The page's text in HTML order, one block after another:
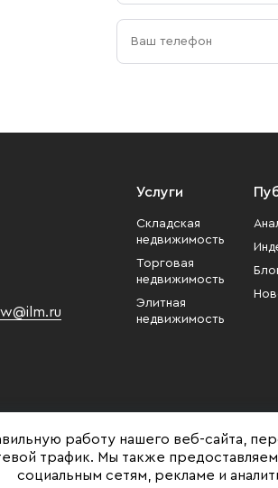
Услуги
Складская
недвижимость
Торговая
недвижимость
Элитная
недвижимость
Представленная на сайте информация, в т.ч.
работу нашего веб-сайта,
трафик. Мы также
социальным сетям, рекламе и